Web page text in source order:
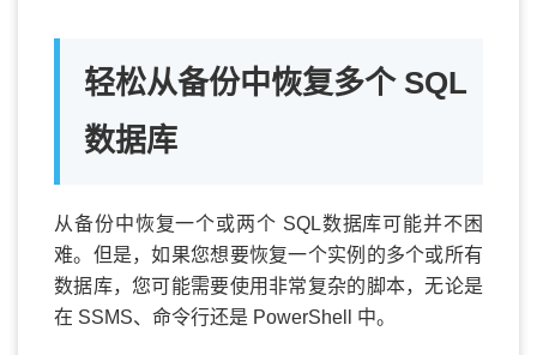
轻松从备份中恢复多个 SQL
数据库
从备份中恢复一个或两个 SQL数据库可能并不困
难。但是，如果您想要恢复一个实例的多个或所有
数据库，您可能需要使用非常复杂的脚本，无论是
在 SSMS、命令行还是 PowerShell 中。